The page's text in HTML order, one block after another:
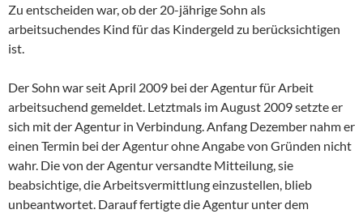
Zu entscheiden war, ob der 20-jährige Sohn als
arbeitsuchendes Kind für das Kindergeld zu berücksichtigen
ist.
Der Sohn war seit April 2009 bei der Agentur für Arbeit
arbeitsuchend gemeldet. Letztmals im August 2009 setzte er
sich mit der Agentur in Verbindung. Anfang Dezember nahm er
einen Termin bei der Agentur ohne Angabe von Gründen nicht
wahr. Die von der Agentur versandte Mitteilung, sie
beabsichtige, die Arbeitsvermittlung einzustellen, blieb
unbeantwortet. Darauf fertigte die Agentur unter dem